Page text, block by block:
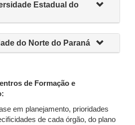
Estadual do
do Norte do Paraná
de Formação e
em planejamento, prioridades
de cada órgão, do plano